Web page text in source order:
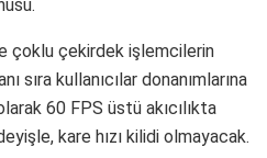
çoklu çekirdek işlemcilerin
sıra kullanıcılar donanımlarına
60 FPS üstü akıcılıkta
kare hızı kilidi olmayacak.